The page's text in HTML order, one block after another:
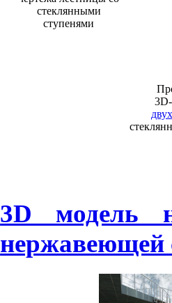
стеклянными
ступенями
3D модель
нержавеющей